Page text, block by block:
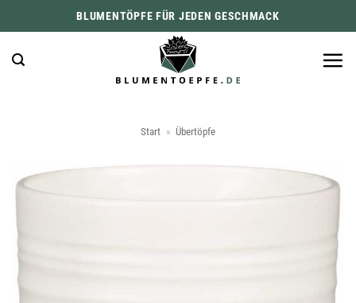
Inhalt
springen
BLUMENTÖPFE FÜR JEDEN GESCHMACK
Start » Übertöpfe